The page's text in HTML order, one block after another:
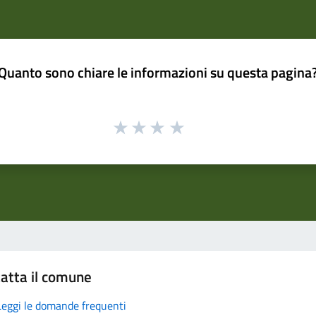
sono chiare le informazioni su questa
il comune
le domande frequenti